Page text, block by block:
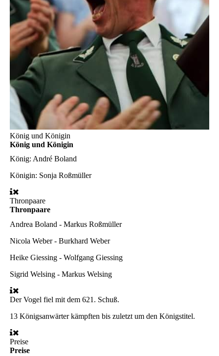
König und Königin
König und Königin
König: André Boland
Königin: Sonja Roßmüller
Thronpaare
Thronpaare
Andrea Boland - Markus Roßmüller
Nicola Weber - Burkhard Weber
Heike Giessing - Wolfgang Giessing
Sigrid Welsing - Markus Welsing
Der Vogel fiel mit dem 621. Schuß.
13 Königsanwärter kämpften bis zuletzt um den Königstitel.
Preise
Preise